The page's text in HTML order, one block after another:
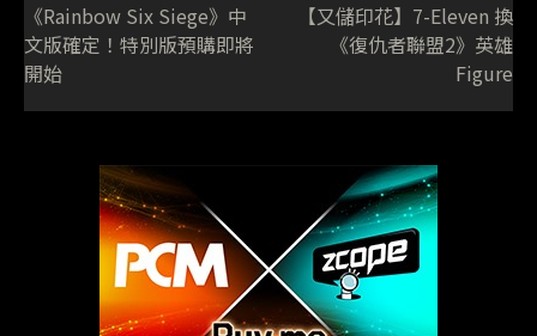
《Rainbow Six Siege》中
文版確定！特別版預購即將
開始
【又儲印花】7-Eleven 換
《復仇者聯盟2》英雄
Figure